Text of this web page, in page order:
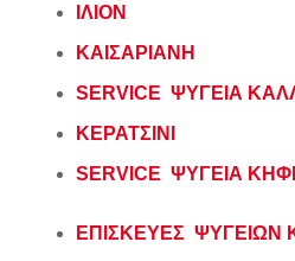
ΙΛΙΟΝ
ΚΑΙΣΑΡΙΑΝΗ
SERVICE ΨΥΓΕΙΑ ΚΑ
ΚΕΡΑΤΣΙΝΙ
SERVICE ΨΥΓΕΙΑ
ΕΠΙΣΚΕΥΕΣ ΨΥΓΕΙΩΝ